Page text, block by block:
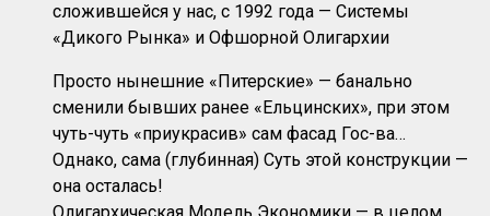
сложившейся у нас, с 1992 года — Системы
«Дикого Рынка» и Офшорной Олигархии
Просто нынешние «Питерские» — банально
сменили бывших ранее «Ельцинских», при этом
чуть-чуть «приукрасив» сам фасад Гос-ва…
Однако, сама (глубинная) Суть этой конструкции —
она осталась!